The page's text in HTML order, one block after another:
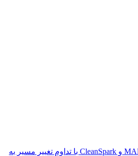
معدن‌کاران بیت‌کوین MARA و CleanSpark با تداوم تغییر مسیر به